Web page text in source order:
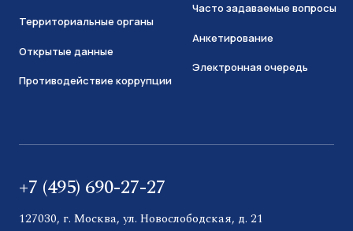
Территориальные органы
Открытые данные
Противодействие коррупции
Часто задаваемые вопросы
Анкетирование
Электронная очередь
+7 (495) 690-27-27
127030, г. Москва, ул. Новослободская, д. 21